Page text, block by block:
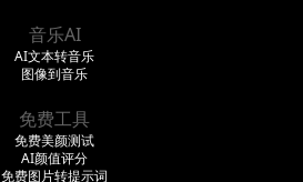
音乐AI
AI文本转音乐
图像到音乐
免费工具
免费美颜测试
AI颜值评分
免费图片转提示词